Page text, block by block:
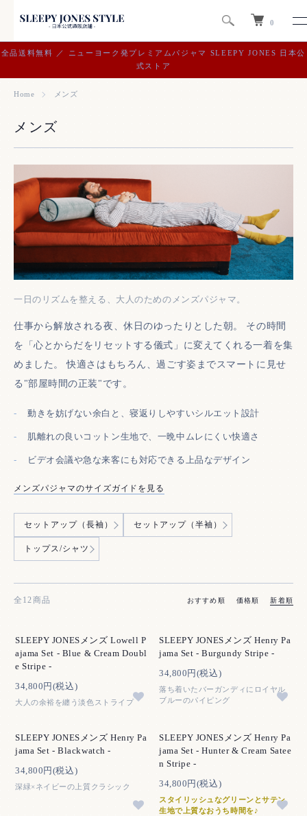
0
全品送料無料 ／ ニューヨーク発プレミアムパジャマ SLEEPY JONES 日本公
式ストア
Home メンズ
メンズ
一日のリズムを整える、大人のためのメンズパジャマ。
仕事から解放される夜、休日のゆったりとした朝。 その時間
を「心とからだをリセットする儀式」に変えてくれる一着を集
めました。 快適さはもちろん、過ごす姿までスマートに見せ
る"部屋時間の正装"です。
動きを妨げない余白と、寝返りしやすいシルエット設計
肌離れの良いコットン生地で、一晩中ムレにくい快適さ
ビデオ会議や急な来客にも対応できる上品なデザイン
メンズパジャマのサイズガイドを見る
カテゴリー一覧
セットアップ（長袖） セットアップ（半袖）
トップス/シャツ
全12商品 おすすめ順 価格順 新着順
SLEEPY JONESメンズ Lowell P
ajama Set - Blue & Cream Doubl
e Stripe -
34,800円(税込)
大人の余裕を纏う淡色ストライプ
SLEEPY JONESメンズ Henry Pa
jama Set - Burgundy Stripe -
34,800円(税込)
落ち着いたバーガンディにロイヤル
ブルーのパイピング
SLEEPY JONESメンズ Henry Pa
jama Set - Blackwatch -
34,800円(税込)
深緑×ネイビーの上質クラシック
SLEEPY JONESメンズ Henry Pa
jama Set - Hunter & Cream Satee
n Stripe -
34,800円(税込)
スタイリッシュなグリーンとサテン
生地で上質なおうち時間を♪